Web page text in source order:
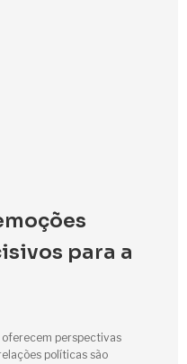
para a
perspectivas
políticas são